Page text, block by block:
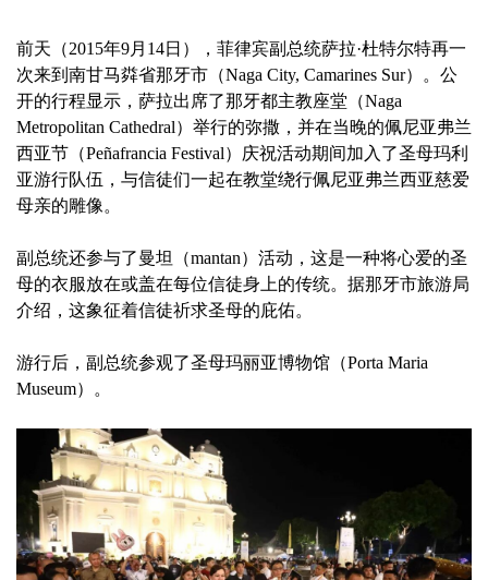
前天（2015年9月14日），菲律宾副总统萨拉·杜特尔特再一
次来到南甘马粦省那牙市（Naga City, Camarines Sur）。公
开的行程显示，萨拉出席了那牙都主教座堂（Naga
Metropolitan Cathedral）举行的弥撒，并在当晚的佩尼亚弗兰
西亚节（Peñafrancia Festival）庆祝活动期间加入了圣母玛利
亚游行队伍，与信徒们一起在教堂绕行佩尼亚弗兰西亚慈爱
母亲的雕像。
副总统还参与了曼坦（mantan）活动，这是一种将心爱的圣
母的衣服放在或盖在每位信徒身上的传统。据那牙市旅游局
介绍，这象征着信徒祈求圣母的庇佑。
游行后，副总统参观了圣母玛丽亚博物馆（Porta Maria
Museum）。